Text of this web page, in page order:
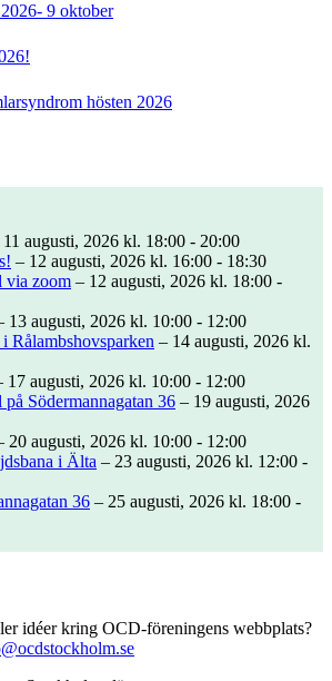
9 oktober
hösten 2026
11 augusti, 2026 kl. 18:00 - 20:00
– 12 augusti, 2026 kl. 16:00 - 18:30
via zoom – 12 augusti, 2026 kl. 18:00 -
13 augusti, 2026 kl. 10:00 - 12:00
Rålambshovsparken – 14 augusti, 2026 kl.
17 augusti, 2026 kl. 10:00 - 12:00
Södermannagatan 36 – 19 augusti, 2026
20 augusti, 2026 kl. 10:00 - 12:00
i Älta – 23 augusti, 2026 kl. 12:00 -
36 – 25 augusti, 2026 kl. 18:00 -
idéer kring OCD-föreningens webbplats?